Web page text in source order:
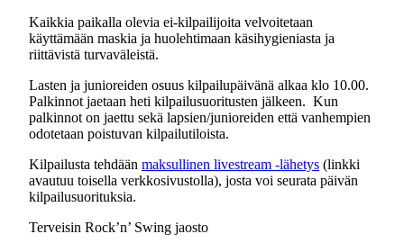
Kaikkia paikalla olevia ei-kilpailijoita velvoitetaan
käyttämään maskia ja huolehtimaan käsihygieniasta ja
riittävistä turvaväleistä.
Lasten ja junioreiden osuus kilpailupäivänä alkaa klo 10.00.
Palkinnot jaetaan heti kilpailusuoritusten jälkeen. Kun
palkinnot on jaettu sekä lapsien/junioreiden että vanhempien
odotetaan poistuvan kilpailutiloista.
Kilpailusta tehdään maksullinen livestream -lähetys (linkki
avautuu toisella verkkosivustolla), josta voi seurata päivän
kilpailusuorituksia.
Terveisin Rock’n’ Swing jaosto